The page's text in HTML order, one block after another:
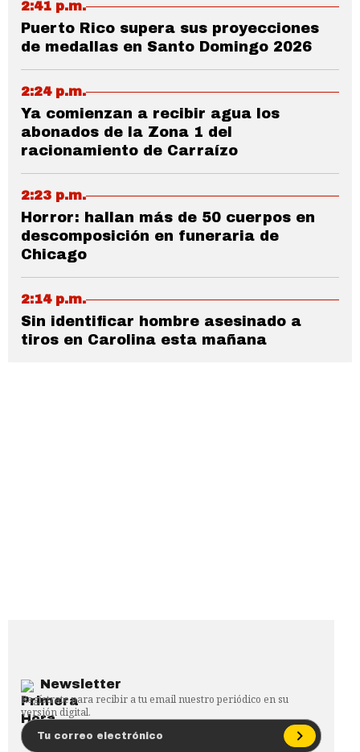
2:41 p.m.
Puerto Rico supera sus proyecciones
de medallas en Santo Domingo 2026
2:24 p.m.
Ya comienzan a recibir agua los
abonados de la Zona 1 del
racionamiento de Carraízo
2:23 p.m.
Horror: hallan más de 50 cuerpos en
descomposición en funeraria de
Chicago
2:14 p.m.
Sin identificar hombre asesinado a
tiros en Carolina esta mañana
Newsletter
Regístrate para recibir a tu email nuestro periódico en su
versión digital.